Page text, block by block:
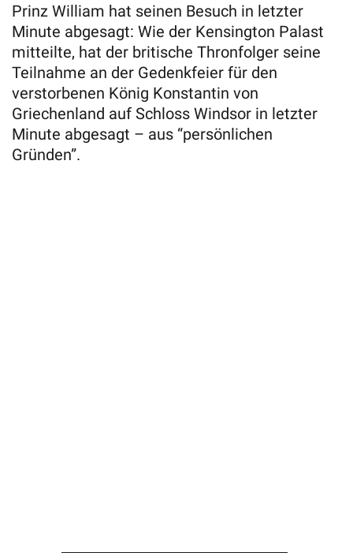
Prinz William hat seinen Besuch in letzter
Minute abgesagt: Wie der Kensington Palast
mitteilte, hat der britische Thronfolger seine
Teilnahme an der Gedenkfeier für den
verstorbenen König Konstantin von
Griechenland auf Schloss Windsor in letzter
Minute abgesagt – aus “persönlichen
Gründen”.